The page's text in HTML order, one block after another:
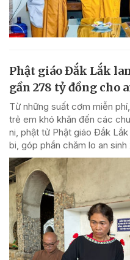
Phật giáo Đắk Lắk
gần 278 tỷ đồng cho
Từ những suất cơm miễn
trẻ em khó khăn đến các
ni, phật tử Phật giáo Đắk
bi, góp phần chăm lo an sinh